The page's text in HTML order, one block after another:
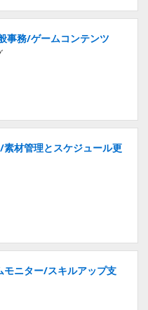
事務/ゲームコンテンツ
材管理とスケジュール更
モニター/スキルアップ支